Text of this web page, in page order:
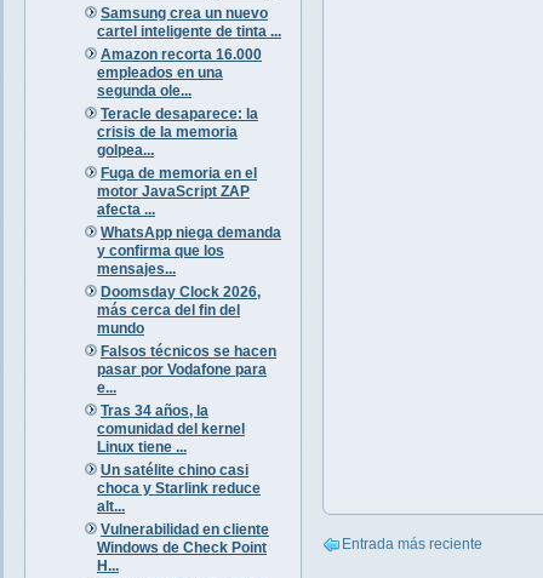
Samsung crea un nuevo
cartel inteligente de tinta ...
Amazon recorta 16.000
empleados en una
segunda ole...
Teracle desaparece: la
crisis de la memoria
golpea...
Fuga de memoria en el
motor JavaScript ZAP
afecta ...
WhatsApp niega demanda
y confirma que los
mensajes...
Doomsday Clock 2026,
más cerca del fin del
mundo
Falsos técnicos se hacen
pasar por Vodafone para
e...
Tras 34 años, la
comunidad del kernel
Linux tiene ...
Un satélite chino casi
choca y Starlink reduce
alt...
Vulnerabilidad en cliente
Windows de Check Point
H...
Entrada más reciente